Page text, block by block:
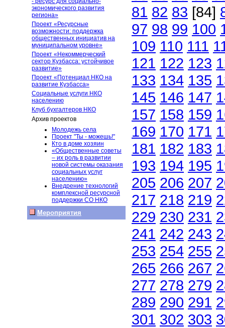
экономического развития
региона»
Проект «Ресурсные
возможности: поддержка
общественных инициатив на
муниципальном уровне»
Проект «Некоммерческий
сектор Кузбасса: устойчивое
развитие»
Проект «Потенциал НКО на
развитие Кузбасса»
Социальные услуги НКО
населению
Клуб бухгалтеров НКО
Архив проектов
Молодежь села
Проект "Ты - можешь!"
Кто в доме хозяин
«Общественные советы
– их роль в развитии
новой системы оказания
социальных услуг
населению»
Внедрение технологий
комплексной ресурсной
поддержки СО НКО
Мероприятия
81 82 83 [84]
97 98 99 100
109 110 111
121 122 123
133 134 135
145 146 147
157 158 159
169 170 171
181 182 183
193 194 195
205 206 207
217 218 219
229 230 231
241 242 243
253 254 255
265 266 267
277 278 279
289 290 291
301 302 303